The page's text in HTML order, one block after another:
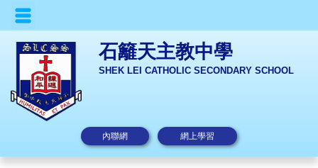
石籬天主教中學
SHEK LEI CATHOLIC SECONDARY SCHOOL
內聯網 網上學習